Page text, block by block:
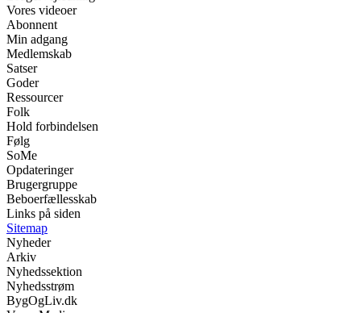
Vores videoer
Abonnent
Min adgang
Medlemskab
Satser
Goder
Ressourcer
Folk
Hold forbindelsen
Følg
SoMe
Opdateringer
Brugergruppe
Beboerfællesskab
Links på siden
Sitemap
Nyheder
Arkiv
Nyhedssektion
Nyhedsstrøm
BygOgLiv.dk